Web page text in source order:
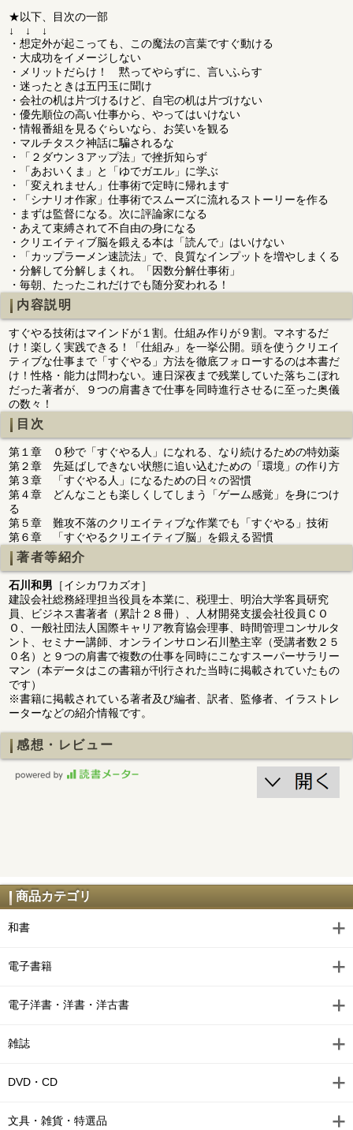
★以下、目次の一部
↓ ↓ ↓
・想定外が起こっても、この魔法の言葉ですぐ動ける
・大成功をイメージしない
・メリットだらけ！ 黙ってやらずに、言いふらす
・迷ったときは五円玉に聞け
・会社の机は片づけるけど、自宅の机は片づけない
・優先順位の高い仕事から、やってはいけない
・情報番組を見るぐらいなら、お笑いを観る
・マルチタスク神話に騙されるな
・「２ダウン３アップ法」で挫折知らず
・「あおいくま」と「ゆでガエル」に学ぶ
・「変えれません」仕事術で定時に帰れます
・「シナリオ作家」仕事術でスムーズに流れるストーリーを作る
・まずは監督になる。次に評論家になる
・あえて束縛されて不自由の身になる
・クリエイティブ脳を鍛える本は「読んで」はいけない
・「カップラーメン速読法」で、良質なインプットを増やしまくる
・分解して分解しまくれ。「因数分解仕事術」
・毎朝、たったこれだけでも随分変われる！
内容説明
すぐやる技術はマインドが１割。仕組み作りが９割。マネするだ
け！楽しく実践できる！「仕組み」を一挙公開。頭を使うクリエイ
ティブな仕事まで「すぐやる」方法を徹底フォローするのは本書だ
け！性格・能力は問わない。連日深夜まで残業していた落ちこぼれ
だった著者が、９つの肩書きで仕事を同時進行させるに至った奥儀
の数々！
目次
第１章 ０秒で「すぐやる人」になれる、なり続けるための特効薬
第２章 先延ばしできない状態に追い込むための「環境」の作り方
第３章 「すぐやる人」になるための日々の習慣
第４章 どんなことも楽しくしてしまう「ゲーム感覚」を身につけ
る
第５章 難攻不落のクリエイティブな作業でも「すぐやる」技術
第６章 「すぐやるクリエイティブ脳」を鍛える習慣
著者等紹介
石川和男 ［イシカワカズオ］
建設会社総務経理担当役員を本業に、税理士、明治大学客員研究
員、ビジネス書著者（累計２８冊）、人材開発支援会社役員ＣＯ
Ｏ、一般社団法人国際キャリア教育協会理事、時間管理コンサルタ
ント、セミナー講師、オンラインサロン石川塾主宰（受講者数２５
０名）と９つの肩書で複数の仕事を同時にこなすスーパーサラリー
マン（本データはこの書籍が刊行された当時に掲載されていたもの
です）
※書籍に掲載されている著者及び編者、訳者、監修者、イラストレ
ーターなどの紹介情報です。
感想・レビュー
商品カテゴリ
和書
電子書籍
電子洋書・洋書・洋古書
雑誌
DVD・CD
文具・雑貨・特選品